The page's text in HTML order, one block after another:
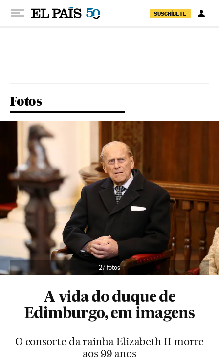
SUSCRÍBETE
Fotos
27 fotos
A vida do duque de
Edimburgo, em imagens
O consorte da rainha Elizabeth II morre
aos 99 anos